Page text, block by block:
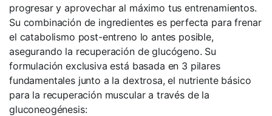
progresar y aprovechar al máximo tus entrenamientos.
Su combinación de ingredientes es perfecta para frenar
el catabolismo post-entreno lo antes posible,
asegurando la recuperación de glucógeno. Su
formulación exclusiva está basada en 3 pilares
fundamentales junto a la dextrosa, el nutriente básico
para la recuperación muscular a través de la
gluconeogénesis: